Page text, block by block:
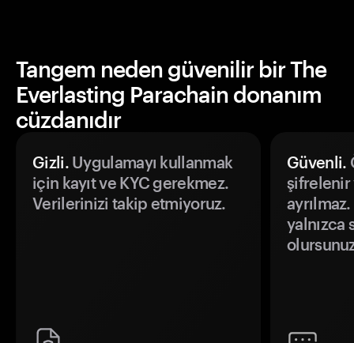
Tangem neden güvenilir bir The
Everlasting Parachain donanım
cüzdanıdır
Gizli.Uygulamayı kullanmak
için kayıt ve KYC gerekmez.
Verilerinizi takip etmiyoruz.
Güvenli.
şifrelenir
yalnızca